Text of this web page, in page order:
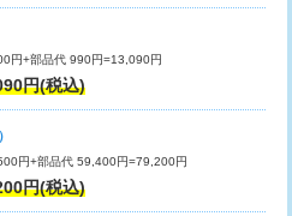
/3ｍ超
し作業）
ッキ
デッキ
16,500円+材料費
円+部品代 990円=13,090円
円(税込)
円+部品代 59,400円=79,200円
円(税込)